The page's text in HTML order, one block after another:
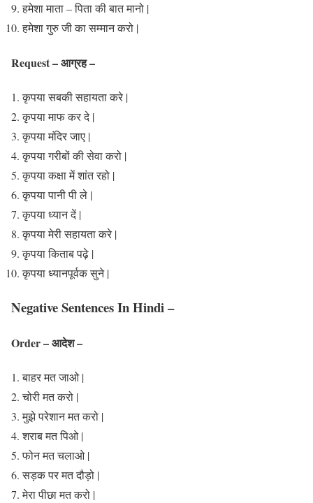
हमेशा माता – पिता की बात मानो |
हमेशा गुरु जी का सम्मान करो |
Request – आग्रह –
कृपया सबकी सहायता करे |
कृपया माफ कर दे |
कृपया मंदिर जाए |
कृपया गरीबों की सेवा करो |
कृपया कक्षा में शांत रहो |
कृपया पानी पी ले |
कृपया ध्यान दें |
कृपया मेरी सहायता करे |
कृपया किताब पढ़े |
कृपया ध्यानपूर्वक सुने |
Negative Sentences In Hindi –
Order – आदेश –
बाहर मत जाओ |
चोरी मत करो |
मुझे परेशान मत करो |
शराब मत पिओ |
फोन मत चलाओ |
सड़क पर मत दौड़ो |
मेरा पीछा मत करो |